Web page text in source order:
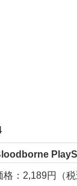
格：2,189円（